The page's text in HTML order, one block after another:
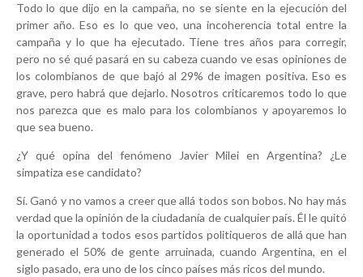
Todo lo que dijo en la campaña, no se siente en la ejecución del
primer año. Eso es lo que veo, una incoherencia total entre la
campaña y lo que ha ejecutado. Tiene tres años para corregir,
pero no sé qué pasará en su cabeza cuando ve esas opiniones de
los colombianos de que bajó al 29% de imagen positiva. Eso es
grave, pero habrá que dejarlo. Nosotros criticaremos todo lo que
nos parezca que es malo para los colombianos y apoyaremos lo
que sea bueno.
¿Y qué opina del fenómeno Javier Milei en Argentina? ¿Le
simpatiza ese candidato?
Sí. Ganó y no vamos a creer que allá todos son bobos. No hay más
verdad que la opinión de la ciudadanía de cualquier país. Él le quitó
la oportunidad a todos esos partidos politiqueros de allá que han
generado el 50% de gente arruinada, cuando Argentina, en el
siglo pasado, era uno de los cinco países más ricos del mundo.